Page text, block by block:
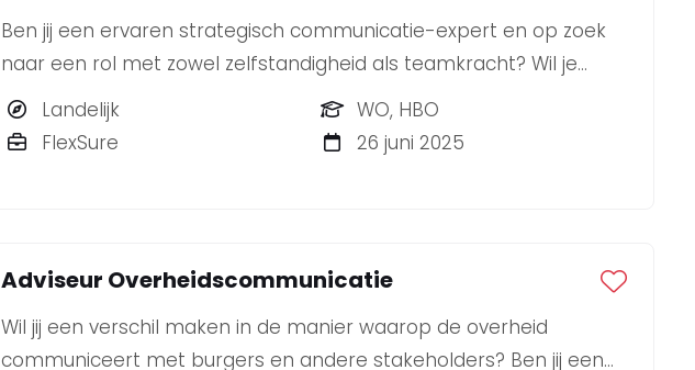
Ben jij een ervaren strategisch communicatie-expert en op zoek
naar een rol met zowel zelfstandigheid als teamkracht? Wil je
werken in een dynamische omgeving met vakgenoten die continu
groeien en ontwikkelen? Dan is BLYNKT dé plek voor jou!
Landelijk
WO, HBO
FlexSure
26 juni 2025
Adviseur Overheidscommunicatie
Wil jij een verschil maken in de manier waarop de overheid
communiceert met burgers en andere stakeholders? Ben jij een